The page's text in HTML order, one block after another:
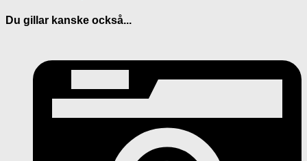
Du gillar kanske också...